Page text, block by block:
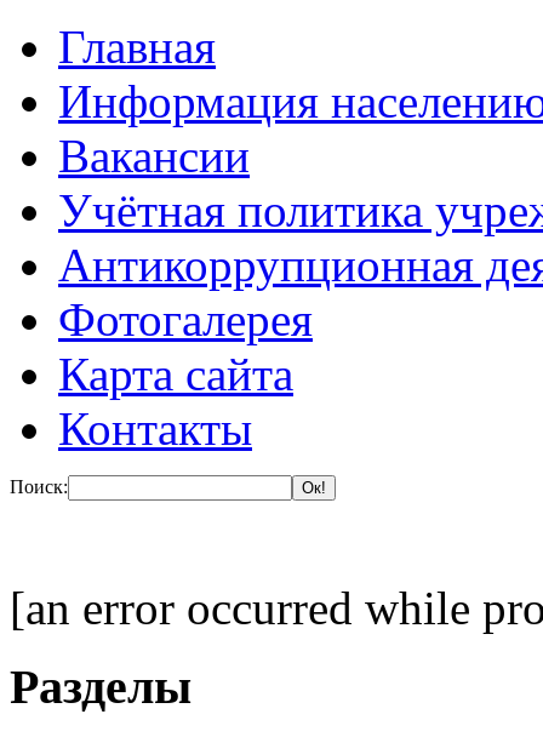
Главная
Информация
Вакансии
Учётная политика
Антикоррупционная
Фотогалерея
Карта сайта
Контакты
Поиск:
[an error occurred while
Разделы